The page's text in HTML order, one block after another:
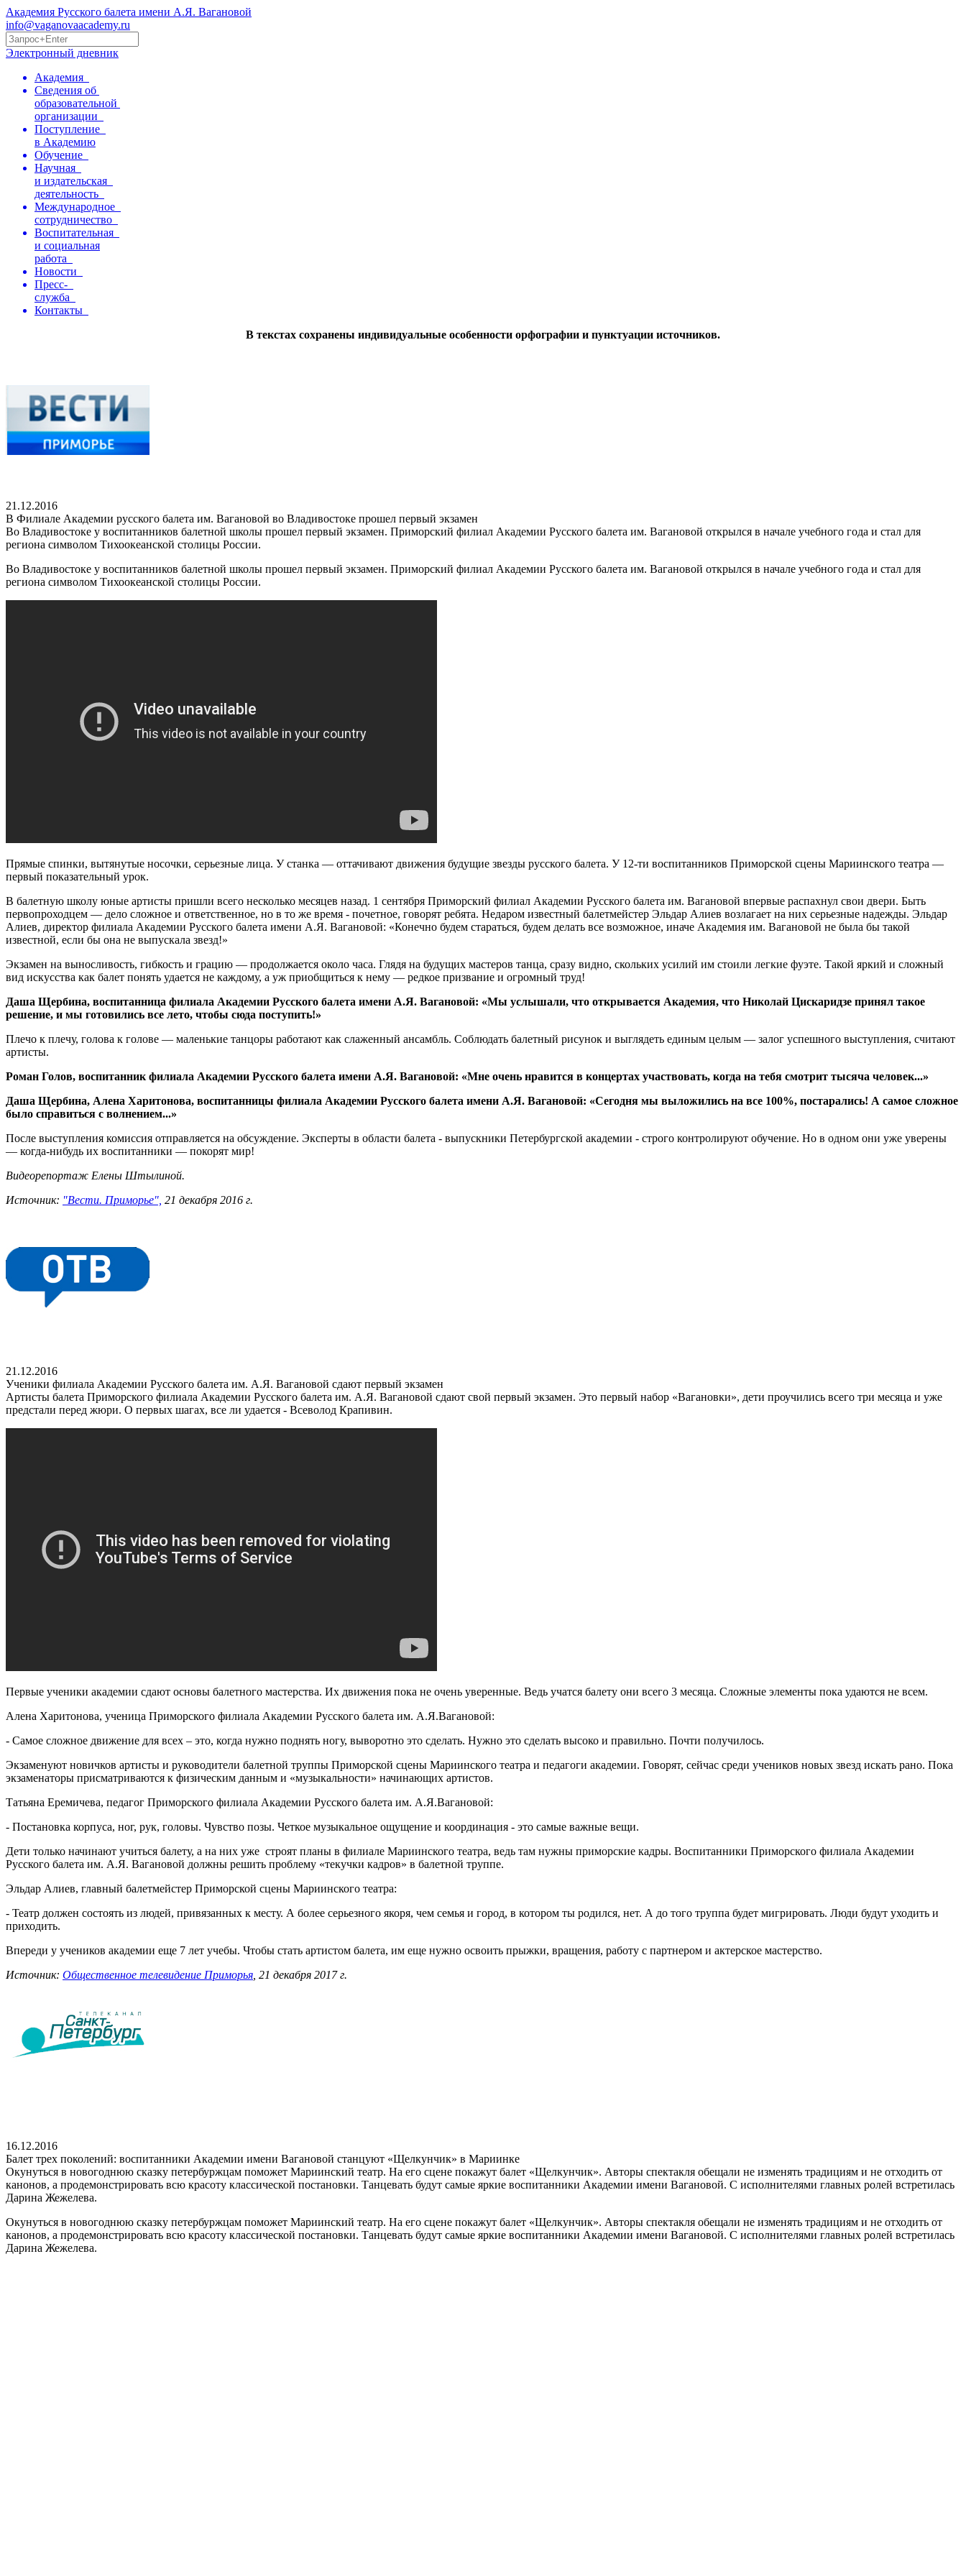
Академия Русского балета имени А.Я. Вагановой
info@vaganovaacademy.ru
Электронный дневник
Академия
Сведения об
образовательной
организации
Поступление
в Академию
Обучение
Научная
и издательская
деятельность
Международное
сотрудничество
Воспитательная
и социальная
работа
Новости
Пресс-
служба
Контакты
В текстах сохранены индивидуальные особенности орфографии и пунктуации источников.
21.12.2016
В Филиале Академии русского балета им. Вагановой во Владивостоке прошел первый экзамен
Во Владивостоке у воспитанников балетной школы прошел первый экзамен. Приморский филиал Академии Русского балета им. Вагановой открылся в начале учебного года и стал для
региона символом Тихоокеанской столицы России.
Во Владивостоке у воспитанников балетной школы прошел первый экзамен. Приморский филиал Академии Русского балета им. Вагановой открылся в начале учебного года и стал для
региона символом Тихоокеанской столицы России.
Прямые спинки, вытянутые носочки, серьезные лица. У станка — оттачивают движения будущие звезды русского балета. У 12-ти воспитанников Приморской сцены Мариинского театра —
первый показательный урок.
В балетную школу юные артисты пришли всего несколько месяцев назад. 1 сентября Приморский филиал Академии Русского балета им. Вагановой впервые распахнул свои двери. Быть
первопроходцем — дело сложное и ответственное, но в то же время - почетное, говорят ребята. Недаром известный балетмейстер Эльдар Алиев возлагает на них серьезные надежды. Эльдар
Алиев, директор филиала Академии Русского балета имени А.Я. Вагановой: «Конечно будем стараться, будем делать все возможное, иначе Академия им. Вагановой не была бы такой
известной, если бы она не выпускала звезд!»
Экзамен на выносливость, гибкость и грацию — продолжается около часа. Глядя на будущих мастеров танца, сразу видно, скольких усилий им стоили легкие фуэте. Такой яркий и сложный
вид искусства как балет понять удается не каждому, а уж приобщиться к нему — редкое призвание и огромный труд!
Даша Щербина, воспитанница филиала Академии Русского балета имени А.Я. Вагановой: «Мы услышали, что открывается Академия, что Николай Цискаридзе принял такое
решение, и мы готовились все лето, чтобы сюда поступить!»
Плечо к плечу, голова к голове — маленькие танцоры работают как слаженный ансамбль. Соблюдать балетный рисунок и выглядеть единым целым — залог успешного выступления, считают
артисты.
Роман Голов, воспитанник филиала Академии Русского балета имени А.Я. Вагановой: «Мне очень нравится в концертах участвовать, когда на тебя смотрит тысяча человек...»
Даша Щербина, Алена Харитонова, воспитанницы филиала Академии Русского балета имени А.Я. Вагановой: «Сегодня мы выложились на все 100%, постарались! А самое сложное
было справиться с волнением...»
После выступления комиссия отправляется на обсуждение. Эксперты в области балета - выпускники Петербургской академии - строго контролируют обучение. Но в одном они уже уверены
— когда-нибудь их воспитанники — покорят мир!
Видеорепортаж Елены Штылиной.
Источник: "Вести. Приморье", 21 декабря 2016 г.
21.12.2016
Ученики филиала Академии Русского балета им. А.Я. Вагановой сдают первый экзамен
Артисты балета Приморского филиала Академии Русского балета им. А.Я. Вагановой сдают свой первый экзамен. Это первый набор «Вагановки», дети проучились всего три месяца и уже
предстали перед жюри. О первых шагах, все ли удается - Всеволод Крапивин.
Первые ученики академии сдают основы балетного мастерства. Их движения пока не очень уверенные. Ведь учатся балету они всего 3 месяца. Сложные элементы пока удаются не всем.
Алена Харитонова, ученица Приморского филиала Академии Русского балета им. А.Я.Вагановой:
- Самое сложное движение для всех – это, когда нужно поднять ногу, выворотно это сделать. Нужно это сделать высоко и правильно. Почти получилось.
Экзаменуют новичков артисты и руководители балетной труппы Приморской сцены Мариинского театра и педагоги академии. Говорят, сейчас среди учеников новых звезд искать рано. Пока
экзаменаторы присматриваются к физическим данным и «музыкальности» начинающих артистов.
Татьяна Еремичева, педагог Приморского филиала Академии Русского балета им. А.Я.Вагановой:
- Постановка корпуса, ног, рук, головы. Чувство позы. Четкое музыкальное ощущение и координация - это самые важные вещи.
Дети только начинают учиться балету, а на них уже строят планы в филиале Мариинского театра, ведь там нужны приморские кадры. Воспитанники Приморского филиала Академии
Русского балета им. А.Я. Вагановой должны решить проблему «текучки кадров» в балетной труппе.
Эльдар Алиев, главный балетмейстер Приморской сцены Мариинского театра:
- Театр должен состоять из людей, привязанных к месту. А более серьезного якоря, чем семья и город, в котором ты родился, нет. А до того труппа будет мигрировать. Люди будут уходить и
приходить.
Впереди у учеников академии еще 7 лет учебы. Чтобы стать артистом балета, им еще нужно освоить прыжки, вращения, работу с партнером и актерское мастерство.
Источник: Общественное телевидение Приморья , 21 декабря 2017 г.
16.12.2016
Балет трех поколений: воспитанники Академии имени Вагановой станцуют «Щелкунчик» в Мариинке
Окунуться в новогоднюю сказку петербуржцам поможет Мариинский театр. На его сцене покажут балет «Щелкунчик». Авторы спектакля обещали не изменять традициям и не отходить от
канонов, а продемонстрировать всю красоту классической постановки. Танцевать будут самые яркие воспитанники Академии имени Вагановой. С исполнителями главных ролей встретилась
Дарина Жежелева.
Окунуться в новогоднюю сказку петербуржцам поможет Мариинский театр. На его сцене покажут балет «Щелкунчик». Авторы спектакля обещали не изменять традициям и не отходить от
канонов, а продемонстрировать всю красоту классической постановки. Танцевать будут самые яркие воспитанники Академии имени Вагановой. С исполнителями главных ролей встретилась
Дарина Жежелева.